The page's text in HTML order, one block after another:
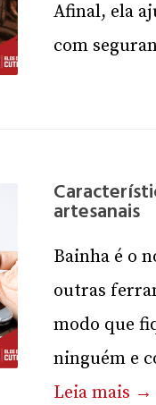
Afinal, ela
com
artesanais
Bainha é o
outras
modo que
ninguém e
Leia mais →